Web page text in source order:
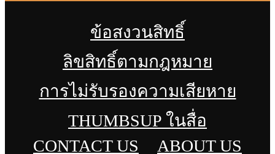
ข้อสงวนสิทธิ์
ลิขสิทธิ์ตามกฎหมาย
การไม่รับรองความเสียหาย
THUMBSUP ในสื่อ
CONTACT US
ABOUT US